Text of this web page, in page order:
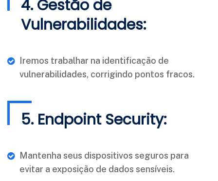
4. Gestão de
Vulnerabilidades:
Iremos trabalhar na identificação de
vulnerabilidades, corrigindo pontos fracos.
5. Endpoint Security:
Mantenha seus dispositivos seguros para
evitar a exposição de dados sensíveis.